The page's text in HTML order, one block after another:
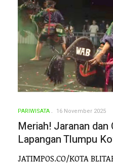
PARIWISATA 16 November 2025
Meriah! Jaranan dan
Lapangan Tlumpu
JATIMPOS.CO/KOTA